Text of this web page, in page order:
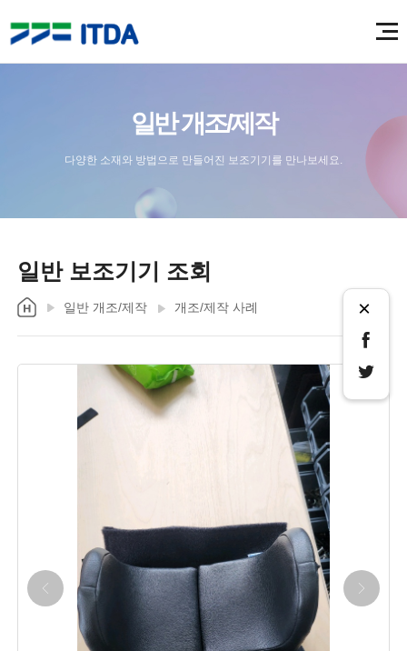
일반 개조/제작
다양한 소재와 방법으로 만들어진 보조기기를 만나보세요.
일반 보조기기 조회
일반 개조/제작 개조/제작 사례 ×